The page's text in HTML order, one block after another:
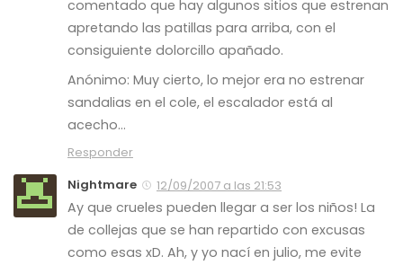
comentado que hay algunos sitios que estrenan
apretando las patillas para arriba, con el
consiguiente dolorcillo apañado.
Anónimo: Muy cierto, lo mejor era no estrenar
sandalias en el cole, el escalador está al
acecho…
Responder
Nightmare
12/09/2007 a las 21:53
Ay que crueles pueden llegar a ser los niños! La
de collejas que se han repartido con excusas
como esas xD. Ah, y yo nací en julio, me evite